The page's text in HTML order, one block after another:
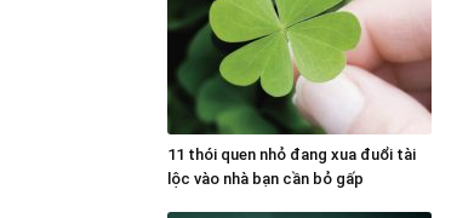
11 thói quen nhỏ đang xua đuổi tài
lộc vào nhà bạn cần bỏ gấp